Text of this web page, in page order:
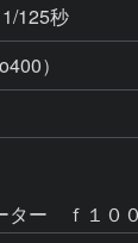
125秒
）
ー　ｆ１０